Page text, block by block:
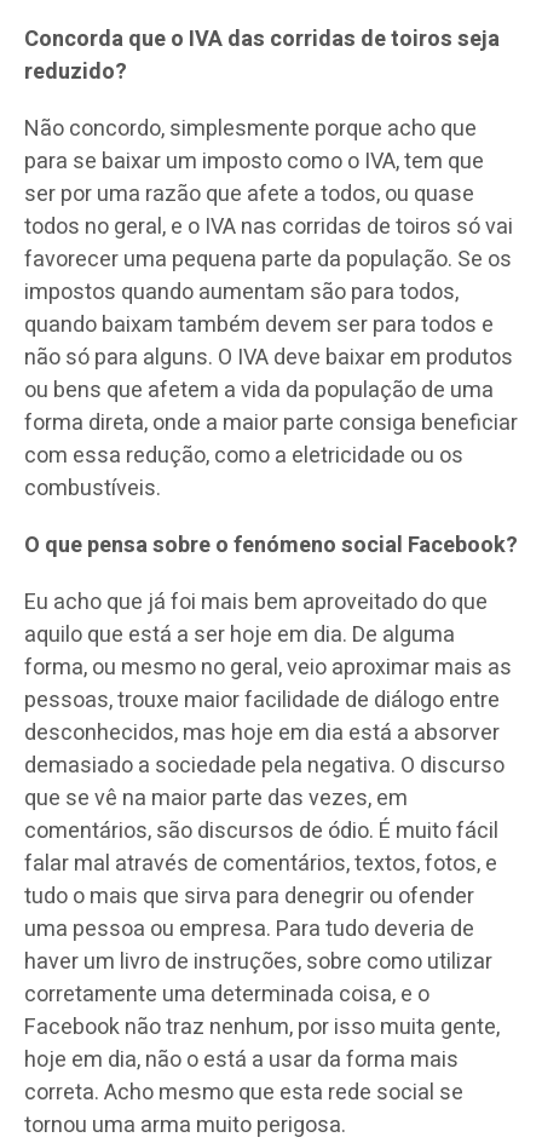
Concorda que o IVA das corridas de toiros seja
reduzido?
Não concordo, simplesmente porque acho que
para se baixar um imposto como o IVA, tem que
ser por uma razão que afete a todos, ou quase
todos no geral, e o IVA nas corridas de toiros só vai
favorecer uma pequena parte da população. Se os
impostos quando aumentam são para todos,
quando baixam também devem ser para todos e
não só para alguns. O IVA deve baixar em produtos
ou bens que afetem a vida da população de uma
forma direta, onde a maior parte consiga beneficiar
com essa redução, como a eletricidade ou os
combustíveis.
O que pensa sobre o fenómeno social Facebook?
Eu acho que já foi mais bem aproveitado do que
aquilo que está a ser hoje em dia. De alguma
forma, ou mesmo no geral, veio aproximar mais as
pessoas, trouxe maior facilidade de diálogo entre
desconhecidos, mas hoje em dia está a absorver
demasiado a sociedade pela negativa. O discurso
que se vê na maior parte das vezes, em
comentários, são discursos de ódio. É muito fácil
falar mal através de comentários, textos, fotos, e
tudo o mais que sirva para denegrir ou ofender
uma pessoa ou empresa. Para tudo deveria de
haver um livro de instruções, sobre como utilizar
corretamente uma determinada coisa, e o
Facebook não traz nenhum, por isso muita gente,
hoje em dia, não o está a usar da forma mais
correta. Acho mesmo que esta rede social se
tornou uma arma muito perigosa.